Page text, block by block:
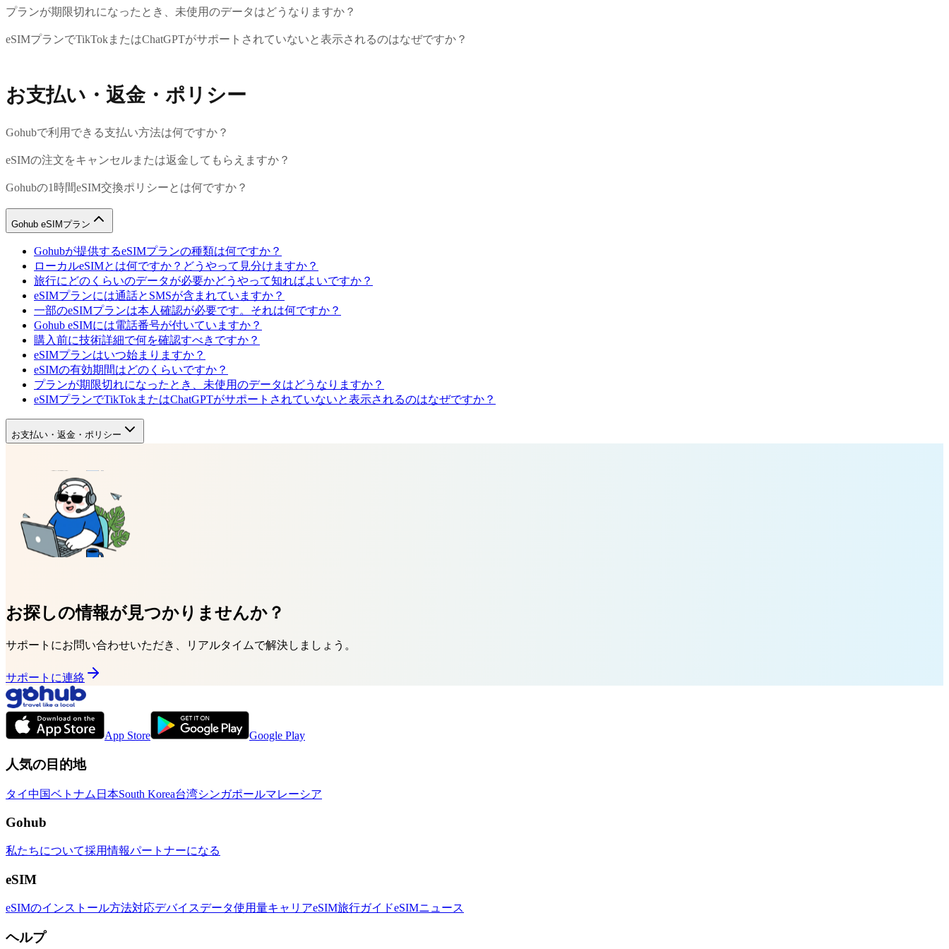
プランが期限切れになったとき、未使用のデータはどうなりますか？
eSIMプランでTikTokまたはChatGPTがサポートされていないと表示されるのはなぜですか？
お支払い・返金・ポリシー
Gohubで利用できる支払い方法は何ですか？
eSIMの注文をキャンセルまたは返金してもらえますか？
Gohubの1時間eSIM交換ポリシーとは何ですか？
Gohub eSIMプラン
Gohubが提供するeSIMプランの種類は何ですか？
ローカルeSIMとは何ですか？どうやって見分けますか？
旅行にどのくらいのデータが必要かどうやって知ればよいですか？
eSIMプランには通話とSMSが含まれていますか？
一部のeSIMプランは本人確認が必要です。それは何ですか？
Gohub eSIMには電話番号が付いていますか？
購入前に技術詳細で何を確認すべきですか？
eSIMプランはいつ始まりますか？
eSIMの有効期間はどのくらいですか？
プランが期限切れになったとき、未使用のデータはどうなりますか？
eSIMプランでTikTokまたはChatGPTがサポートされていないと表示されるのはなぜですか？
お支払い・返金・ポリシー
お探しの情報が見つかりませんか？
サポートにお問い合わせいただき、リアルタイムで解決しましょう。
サポートに連絡
App Store Google Play
人気の目的地
タイ中国ベトナム 日本South Korea台湾シンガポールマレーシア
Gohub
私たちについて採用情報パートナーになる
eSIM
eSIMのインストール方法対応デバイスデータ使用量キャリアeSIM旅行ガイドeSIMニュース
ヘルプ